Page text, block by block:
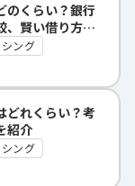
のくらい？銀行
、賢い借り方を
ング
どれくらい？考
紹介
ング